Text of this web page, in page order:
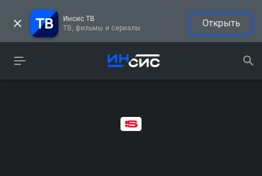
Инсис ТВ
ТВ, фильмы и сериалы
Открыть